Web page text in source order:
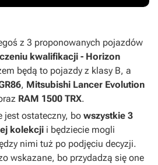
z 3 proponowanych pojazdów
kwalifikacji - Horizon
będą to pojazdy z klasy B, a
, Mitsubishi Lancer Evolution
RAM 1500 TRX.
jest ostateczny, bo wszystkie 3
kolekcji i będziecie mogli
nimi tuż po podjęciu decyzji.
wskazane, bo przydadzą się one